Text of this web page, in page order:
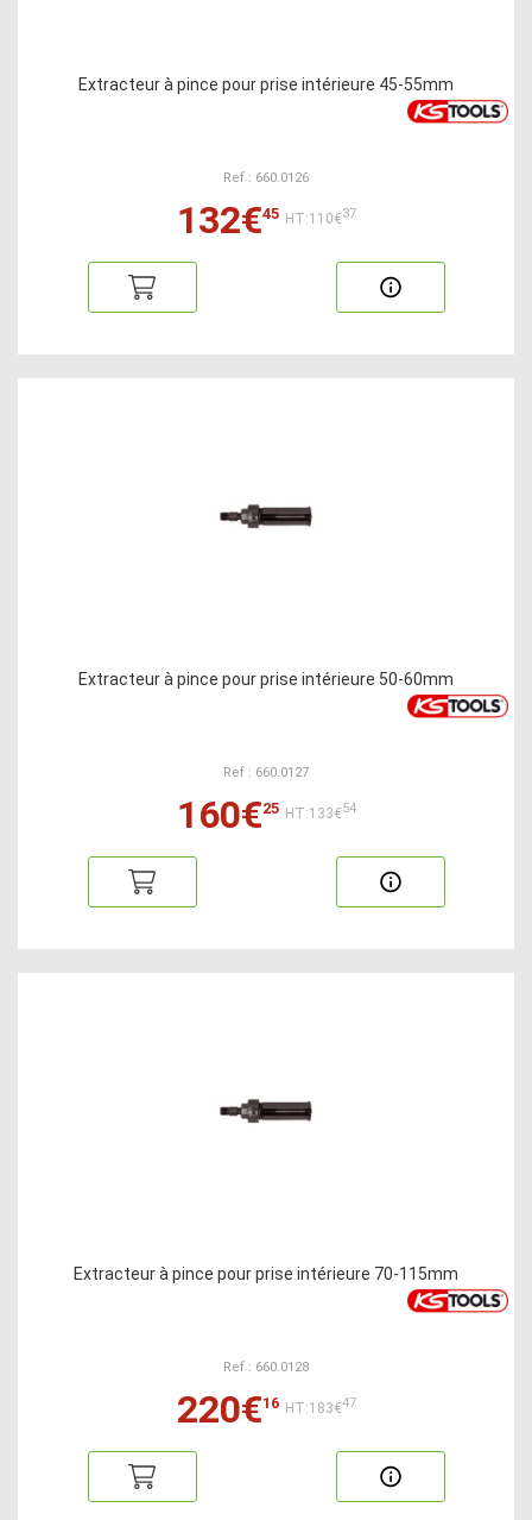
Extracteur à pince pour prise intérieure 45-55mm
Ref : 660.0126
132€45 HT:110€37
Extracteur à pince pour prise intérieure 50-60mm
Ref : 660.0127
160€25 HT:133€54
Extracteur à pince pour prise intérieure 70-115mm
Ref : 660.0128
220€16 HT:183€47